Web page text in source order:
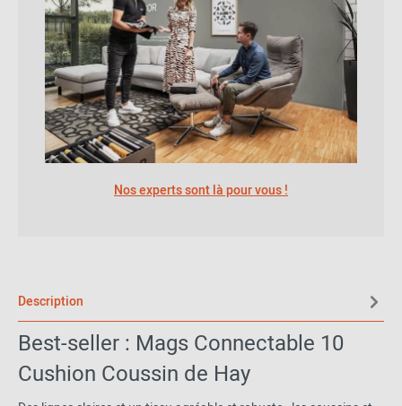
Nos experts sont là pour vous !
Description
Best-seller : Mags Connectable 10
Cushion Coussin de Hay